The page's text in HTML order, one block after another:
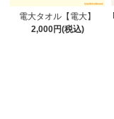
電大タオル【電大】
2,000円(税込)